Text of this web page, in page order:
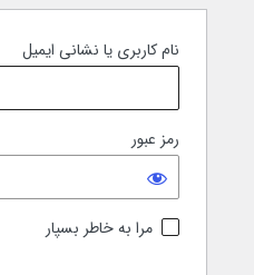
نام کاربری یا نشانی ایمیل
رمز عبور
مرا به خاطر بسپار